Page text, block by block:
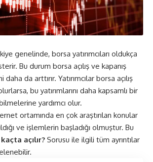
genelinde, borsa yatırımcıları oldukça
Bu durum borsa açılış ve kapanış
da arttırır. Yatırımcılar borsa açılış
bu yatırımlarını daha kapsamlı bir
yardımcı olur.
ortamında en çok araştırılan konular
ve işlemlerin başladığı olmuştur. Bu
açılır? Sorusu ile ilgili tüm ayrıntılar